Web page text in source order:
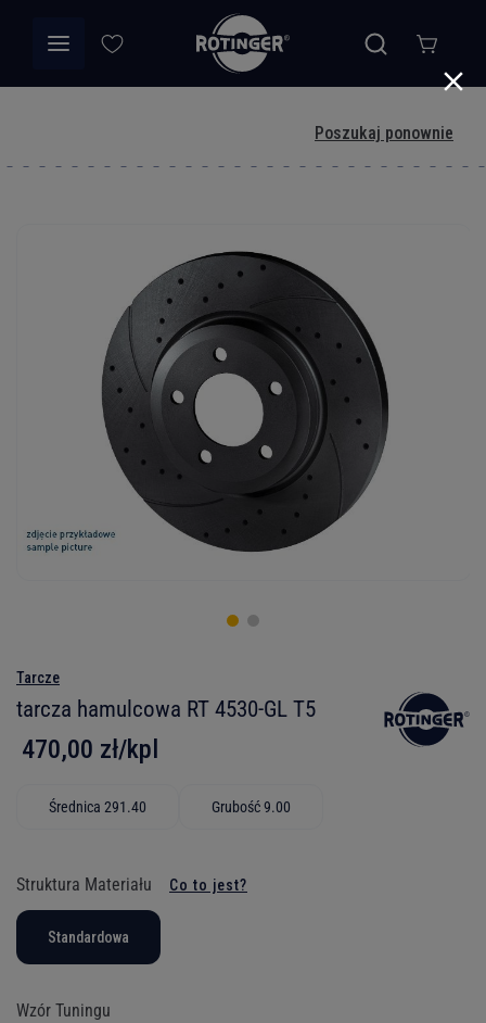
Poszukaj ponownie
Tarcze
tarcza hamulcowa RT 4530-GL T5
470,00 zł/kpl
Średnica 291.40 Grubość 9.00
Struktura Materiału Co to jest?
Standardowa
Wzór Tuningu